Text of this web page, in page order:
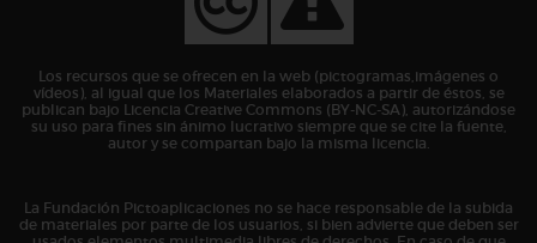
Los recursos que se ofrecen en la web (pictogramas,imágenes o
vídeos), al igual que los Materiales elaborados a partir de éstos, se
publican bajo Licencia Creative Commons (BY-NC-SA), autorizándose
su uso para fines sin ánimo lucrativo siempre que se cite la fuente,
autor y se compartan bajo la misma licencia.
La Fundación Pictoaplicaciones no se hace responsable de la subida
de materiales por parte de los usuarios, si bien advierte que deben ser